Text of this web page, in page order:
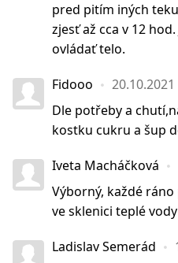
pred pitím iných
zjesť až cca v 12
ovládať telo.
Fidooo 20.10.2021
Dle potřeby a
kostku cukru a šup
Iveta Macháčková
Výborný, každé
ve sklenici teplé
Ladislav Semerád